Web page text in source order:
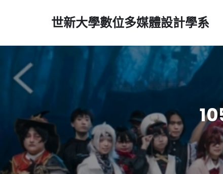
世新大學數位多媒體設計學系